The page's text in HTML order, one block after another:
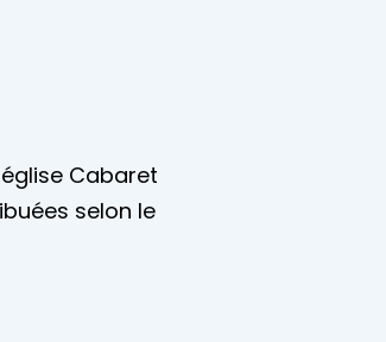
Cabaret
selon le